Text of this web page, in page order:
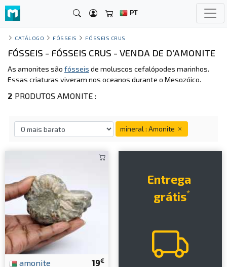
PT
CATÁLOGO FÓSSEIS FÓSSEIS CRUS
FÓSSEIS - FÓSSEIS CRUS - VENDA DE D'AMONITE
As amonites são fósseis de moluscos cefalópodes marinhos.
Essas criaturas viveram nos oceanos durante o Mesozóico.
2 PRODUTOS AMONITE :
mineral : Amonite
19€
amonite
Entrega
grátis*